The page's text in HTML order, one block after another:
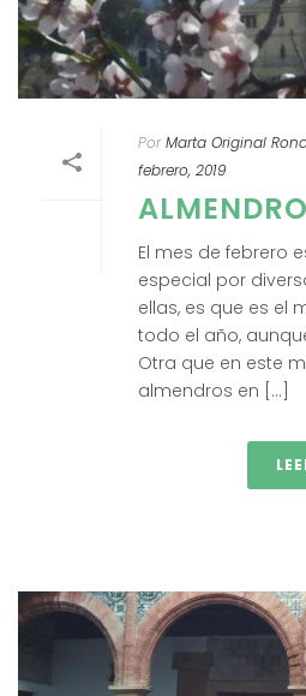
Por Marta Original
febrero, 2019
El mes de febrero
especial por
ellas, es que es el
todo el año,
Otra que en este
almendros en [...]